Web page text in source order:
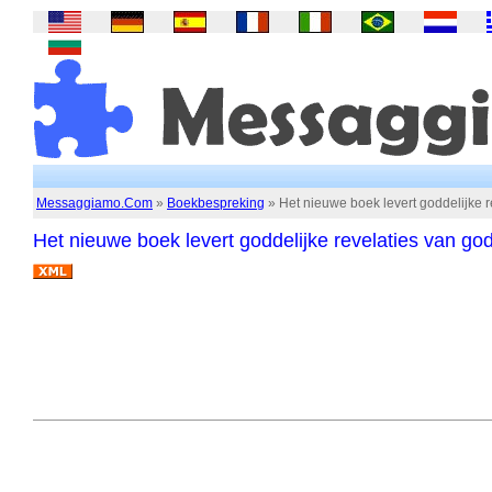
Messaggiamo.Com » Boekbespreking » Het nieuwe boek levert goddelijke
Het nieuwe boek levert goddelijke revelaties van